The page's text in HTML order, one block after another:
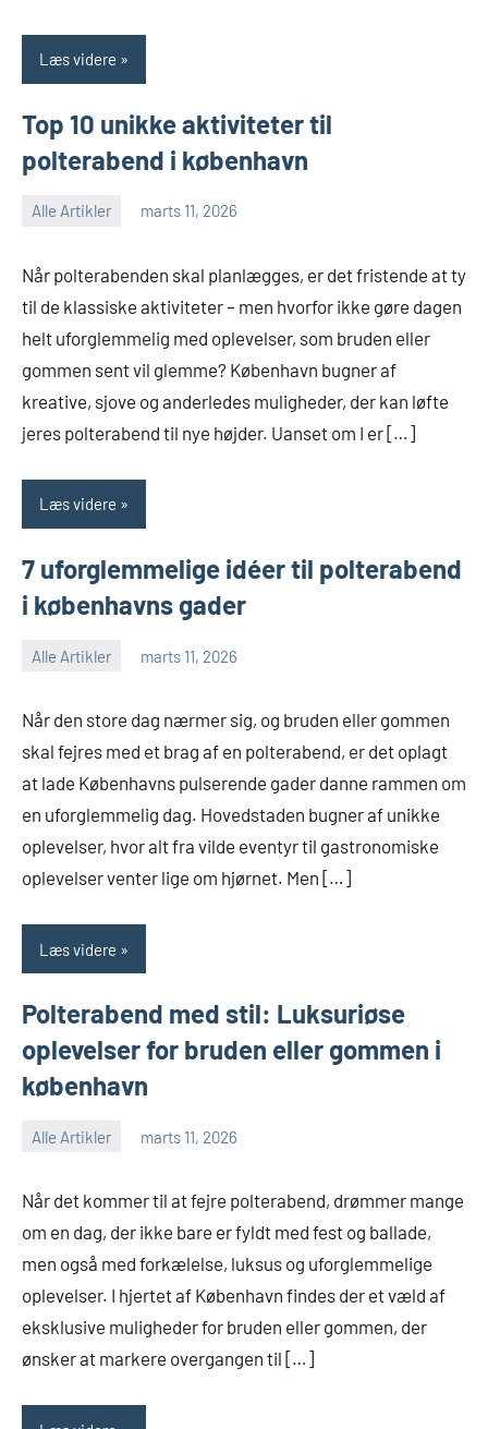
Læs videre
Top 10 unikke aktiviteter til
polterabend i københavn
Alle Artikler marts 11, 2026
Når polterabenden skal planlægges, er det fristende at ty
til de klassiske aktiviteter – men hvorfor ikke gøre dagen
helt uforglemmelig med oplevelser, som bruden eller
gommen sent vil glemme? København bugner af
kreative, sjove og anderledes muligheder, der kan løfte
jeres polterabend til nye højder. Uanset om I er […]
Læs videre
7 uforglemmelige idéer til polterabend
i københavns gader
Alle Artikler marts 11, 2026
Når den store dag nærmer sig, og bruden eller gommen
skal fejres med et brag af en polterabend, er det oplagt
at lade Københavns pulserende gader danne rammen om
en uforglemmelig dag. Hovedstaden bugner af unikke
oplevelser, hvor alt fra vilde eventyr til gastronomiske
oplevelser venter lige om hjørnet. Men […]
Læs videre
Polterabend med stil: Luksuriøse
oplevelser for bruden eller gommen i
københavn
Alle Artikler marts 11, 2026
Når det kommer til at fejre polterabend, drømmer mange
om en dag, der ikke bare er fyldt med fest og ballade,
men også med forkælelse, luksus og uforglemmelige
oplevelser. I hjertet af København findes der et væld af
eksklusive muligheder for bruden eller gommen, der
ønsker at markere overgangen til […]